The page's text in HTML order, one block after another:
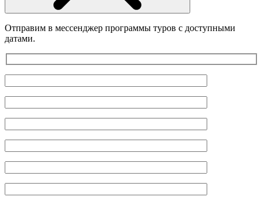
Отправим в мессенджер программы туров с доступными
датами.